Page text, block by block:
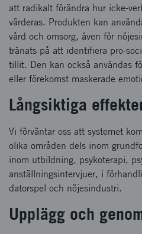
att radikalt förändra hur icke-
värderas. Produkten kan
vård och omsorg, även för
tränats på att identifiera pro-
tillit. Den kan också användas
eller förekomst maskerade
Långsiktiga
Vi förväntar oss att systemet
olika områden dels inom
inom utbildning, psykoterapi,
anställningsintervjuer, i
datorspel och nöjesindustri.
Upplägg och